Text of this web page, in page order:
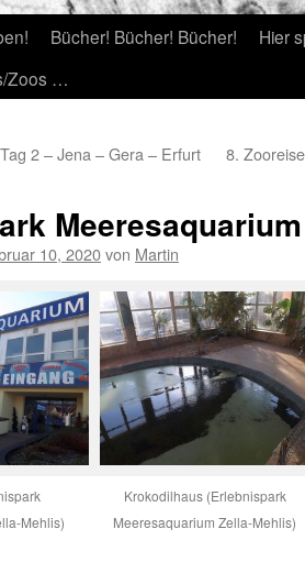
Bücher! Bücher! Bücher!
Hier
Zoos …
2 – Jena – Gera – Erfurt
8.
10, 2020von Martin
Mehlis)
Krokodilhaus (Erlebnispark
Meeresaquarium Zella-Mehlis)